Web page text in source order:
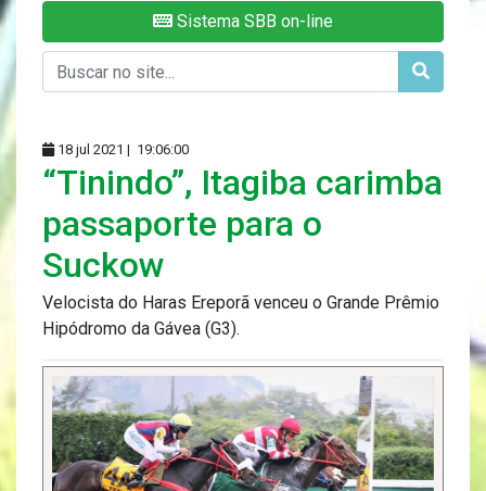
Sistema SBB on-line
18 jul 2021 | 19:06:00
“Tinindo”, Itagiba carimba
passaporte para o
Suckow
Velocista do Haras Ereporã venceu o Grande Prêmio
Hipódromo da Gávea (G3).